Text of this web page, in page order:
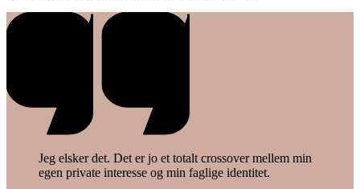
Jeg elsker det. Det er jo et totalt crossover mellem min
egen private interesse og min faglige identitet.